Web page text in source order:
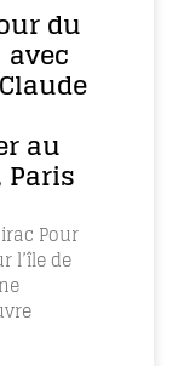
du
au
Pour
l’île de